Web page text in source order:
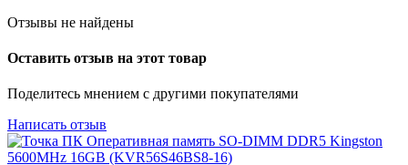
Отзывы не найдены
Оставить отзыв на этот товар
Поделитесь мнением с другими покупателями
Написать отзыв